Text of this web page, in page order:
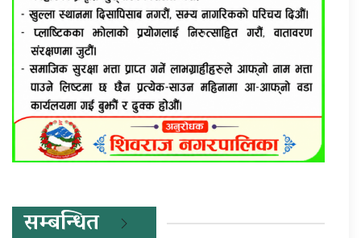
सम्बन्धित